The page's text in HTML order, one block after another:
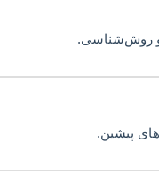
و روش‌شناسی.
پیشین.